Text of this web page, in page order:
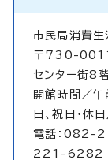
市民局消費生
〒730-0011
センター街8階
開館時間／午
日、祝日・
電話：082-
221-6282